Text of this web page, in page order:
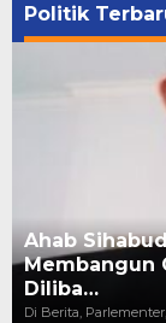
Politik
Ahab
Membangun
Diliba…
Di Berita,